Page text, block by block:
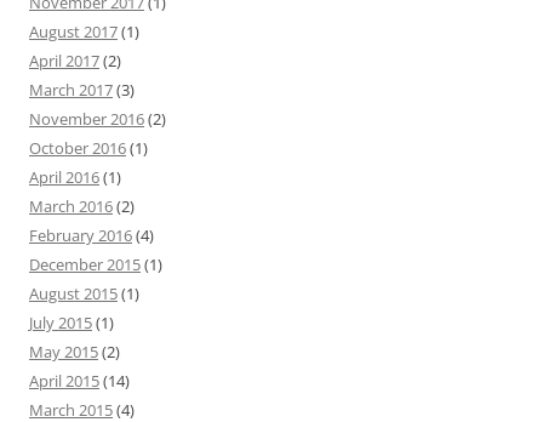
August 2017(1)
April 2017(2)
March 2017(3)
November 2016(2)
October 2016(1)
April 2016(1)
March 2016(2)
February 2016(4)
December 2015(1)
August 2015(1)
July 2015(1)
May 2015(2)
April 2015(14)
March 2015(4)